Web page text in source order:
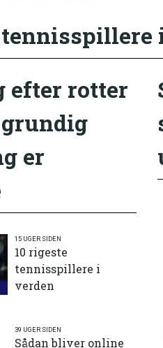
tennisspillere
efter rotter
er
15 UGER SIDEN
10 rigeste
tennisspillere i
verden
39 UGER SIDEN
Sådan bliver online